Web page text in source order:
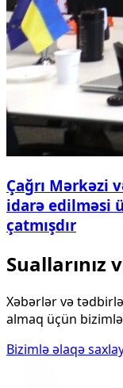
Çağrı Mərkəzi
idarə edilməsi
çatmışdır
Suallarınız
Xəbərlər və
almaq üçün bizimlə
Bizimlə əlaqə